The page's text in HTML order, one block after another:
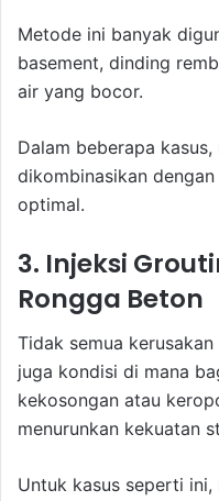
Metode ini banyak
basement, dinding
air yang bocor.
Dalam beberapa
dikombinasikan
optimal.
3. Injeksi
Rongga Beton
Tidak semua
juga kondisi di mana
kekosongan atau
menurunkan kekuatan
Untuk kasus seperti